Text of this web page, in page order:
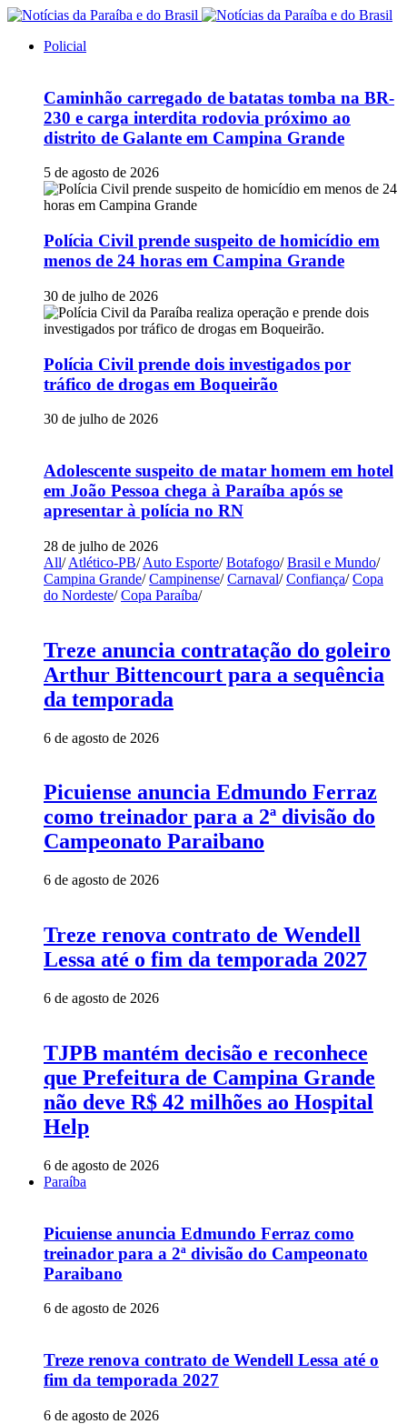
Policial
Caminhão carregado de batatas tomba na BR-
230 e carga interdita rodovia próximo ao
distrito de Galante em Campina Grande
5 de agosto de 2026
Polícia Civil prende suspeito de homicídio em
menos de 24 horas em Campina Grande
30 de julho de 2026
Polícia Civil prende dois investigados por
tráfico de drogas em Boqueirão
30 de julho de 2026
Adolescente suspeito de matar homem em hotel
em João Pessoa chega à Paraíba após se
apresentar à polícia no RN
28 de julho de 2026
All/ Atlético-PB/ Auto Esporte/ Botafogo/ Brasil e Mundo/
Campina Grande/ Campinense/ Carnaval/ Confiança/ Copa
do Nordeste/ Copa Paraíba/
Treze anuncia contratação do goleiro
Arthur Bittencourt para a sequência
da temporada
6 de agosto de 2026
Picuiense anuncia Edmundo Ferraz
como treinador para a 2ª divisão do
Campeonato Paraibano
6 de agosto de 2026
Treze renova contrato de Wendell
Lessa até o fim da temporada 2027
6 de agosto de 2026
TJPB mantém decisão e reconhece
que Prefeitura de Campina Grande
não deve R$ 42 milhões ao Hospital
Help
6 de agosto de 2026
Paraíba
Picuiense anuncia Edmundo Ferraz como
treinador para a 2ª divisão do Campeonato
Paraibano
6 de agosto de 2026
Treze renova contrato de Wendell Lessa até o
fim da temporada 2027
6 de agosto de 2026